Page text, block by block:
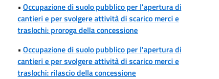
• Occupazione di suolo pubblico per l'apertura di
cantieri e per svolgere attività di scarico merci e
traslochi: proroga della concessione
• Occupazione di suolo pubblico per l'apertura di
cantieri e per svolgere attività di scarico merci e
traslochi: rilascio della concessione